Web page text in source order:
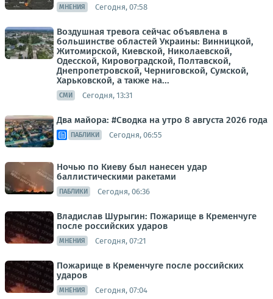
МНЕНИЯ Сегодня, 07:58
Воздушная тревога сейчас объявлена в
большинстве областей Украины: Винницкой,
Житомирской, Киевской, Николаевской,
Одесской, Кировоградской, Полтавской,
Днепропетровской, Черниговской, Сумской,
Харьковской, а также на...
СМИ Сегодня, 13:31
Два майора: #Сводка на утро 8 августа 2026 года
ПАБЛИКИ Сегодня, 06:55
Ночью по Киеву был нанесен удар
баллистическими ракетами
ПАБЛИКИ Сегодня, 06:36
Владислав Шурыгин: Пожарище в Кременчуге
после российских ударов
МНЕНИЯ Сегодня, 07:21
Пожарище в Кременчуге после российских
ударов
МНЕНИЯ Сегодня, 07:04